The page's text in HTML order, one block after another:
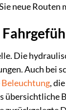
neue
Die
Auch bei
Beleuchtung,
übersichtliche